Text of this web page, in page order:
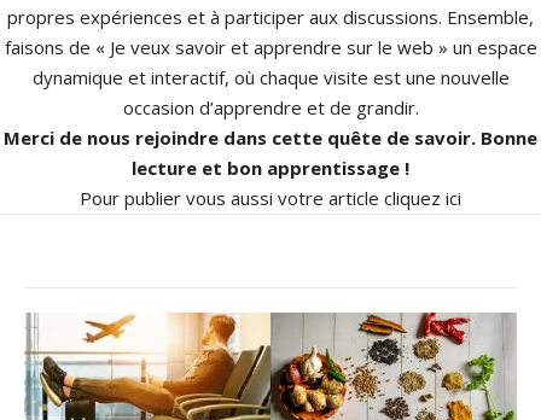
propres expériences et à participer aux discussions. Ensemble,
faisons de « Je veux savoir et apprendre sur le web » un espace
dynamique et interactif, où chaque visite est une nouvelle
occasion d’apprendre et de grandir.
Merci de nous rejoindre dans cette quête de savoir. Bonne
lecture et bon apprentissage !
Pour publier vous aussi votre article cliquez ici